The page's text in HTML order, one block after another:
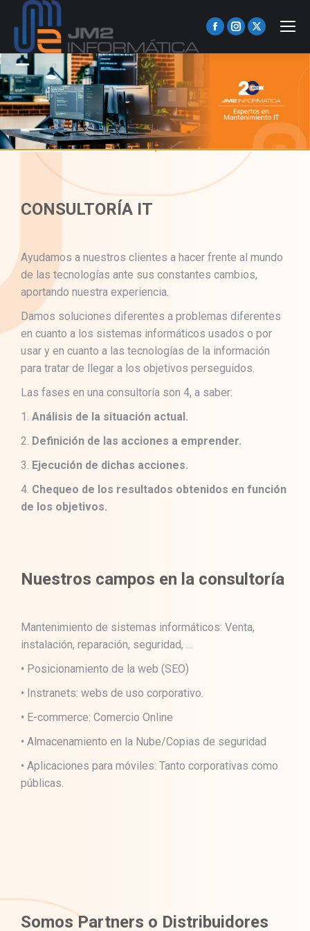
Facebook
page
new
window
Instagram
page
in
new
window
X
page
in
new
window
CONSULTORÍA IT
Ayudamos a nuestros clientes a hacer frente al mundo
de las tecnologías ante sus constantes cambios,
aportando nuestra experiencia.
Damos soluciones diferentes a problemas diferentes
en cuanto a los sistemas informáticos usados o por
usar y en cuanto a las tecnologías de la información
para tratar de llegar a los objetivos perseguidos.
Las fases en una consultoría son 4, a saber:
1. Análisis de la situación actual.
2. Definición de las acciones a emprender.
3. Ejecución de dichas acciones.
4. Chequeo de los resultados obtenidos en función
de los objetivos.
Nuestros campos en la consultoría
Mantenimiento de sistemas informáticos: Venta,
instalación, reparación, seguridad, …
• Posicionamiento de la web (SEO)
• Instranets: webs de uso corporativo.
• E-commerce: Comercio Online
• Almacenamiento en la Nube/Copias de seguridad
• Aplicaciones para móviles: Tanto corporativas como
públicas.
Somos Partners o Distribuidores